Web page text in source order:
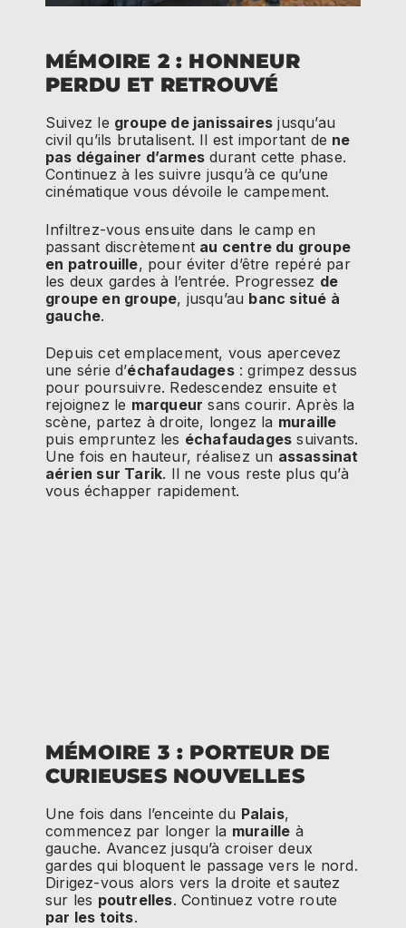
MÉMOIRE 2 : HONNEUR
PERDU ET RETROUVÉ
Suivez le groupe de janissaires jusqu’au
civil qu’ils brutalisent. Il est important de ne
pas dégainer d’armes durant cette phase.
Continuez à les suivre jusqu’à ce qu’une
cinématique vous dévoile le campement.
Infiltrez-vous ensuite dans le camp en
passant discrètement au centre du groupe
en patrouille, pour éviter d’être repéré par
les deux gardes à l’entrée. Progressez de
groupe en groupe, jusqu’au banc situé à
gauche.
Depuis cet emplacement, vous apercevez
une série d’échafaudages: grimpez dessus
pour poursuivre. Redescendez ensuite et
rejoignez le marqueur sans courir. Après la
scène, partez à droite, longez la muraille
puis empruntez les échafaudages suivants.
Une fois en hauteur, réalisez un assassinat
aérien sur Tarik. Il ne vous reste plus qu’à
vous échapper rapidement.
MÉMOIRE 3 : PORTEUR DE
CURIEUSES NOUVELLES
Une fois dans l’enceinte du Palais,
commencez par longer la muraille à
gauche. Avancez jusqu’à croiser deux
gardes qui bloquent le passage vers le nord.
Dirigez-vous alors vers la droite et sautez
sur les poutrelles. Continuez votre route
par les toits.